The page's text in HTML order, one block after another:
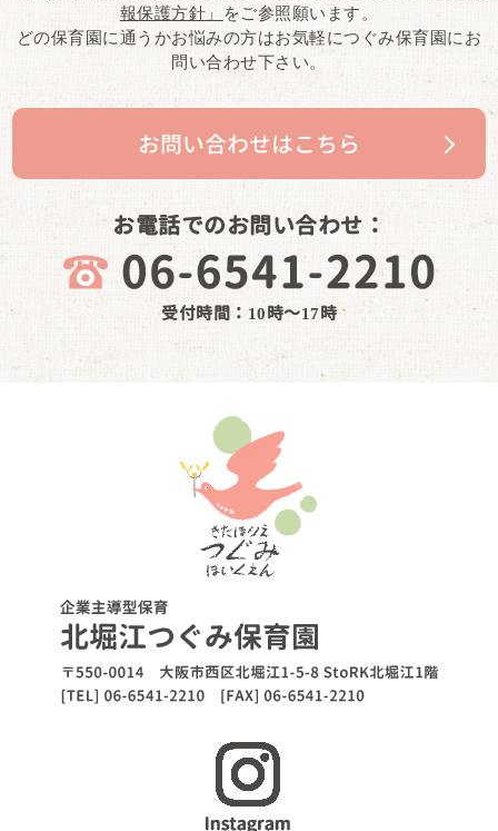
報保護方針」
をご参照願います。
どの保育園に通うかお悩みの方はお気軽につぐみ保育園にお
問い合わせ下さい。
お問い合わせはこちら
お電話でのお問い合わせ：
受付時間：10時～17時